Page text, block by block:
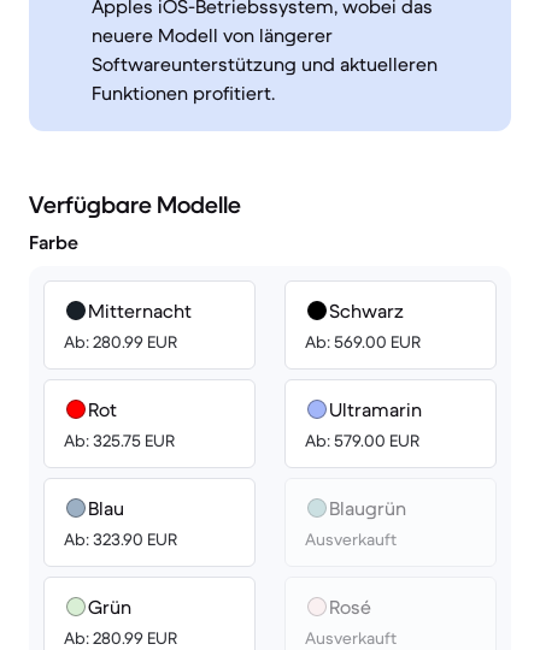
Apples iOS-Betriebssystem, wobei das
neuere Modell von längerer
Softwareunterstützung und aktuelleren
Funktionen profitiert.
Verfügbare Modelle
Farbe
Mitternacht
Ab: 280.99 EUR
Rot
Ab: 325.75 EUR
Blau
Ab: 323.90 EUR
Grün
Ab: 280.99 EUR
Schwarz
Ab: 569.00 EUR
Ultramarin
Ab: 579.00 EUR
Blaugrün
Ausverkauft
Rosé
Ausverkauft